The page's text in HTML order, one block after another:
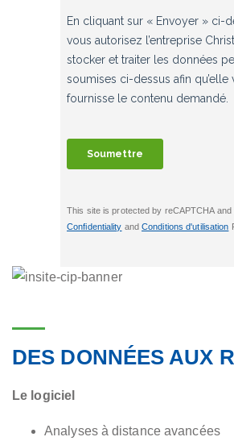
This site is protected by reCAPTCHA and
Confidentiality and Conditions d'utilisation
DES DONNÉES AUX
Le logiciel
Analyses à distance avancées